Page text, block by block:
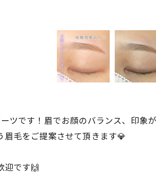
ツです！眉でお顔のバランス、印象
毛をご提案させて頂きます💎
迎です🙌